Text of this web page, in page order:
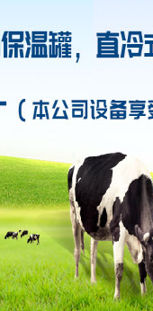
制冷罐
运输罐
管式速冷设备
板式换热器
环保型制冷机组